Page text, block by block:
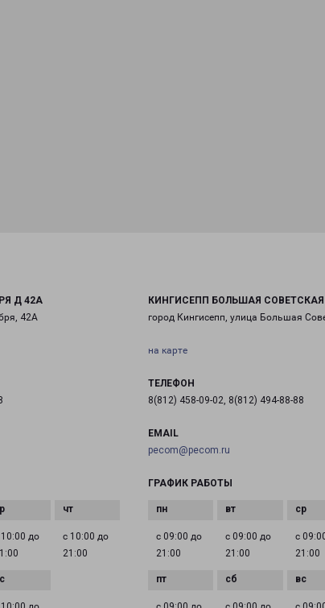
Д 42А
42А
10:00 до
с 10:00 до
21:00
КИНГИСЕПП БОЛЬШАЯ СОВЕТСКАЯ
город Кингисепп, улица Большая
на карте
ТЕЛЕФОН
8(812) 458-09-02, 8(812) 494-88-88
EMAIL
pecom@pecom.ru
ГРАФИК РАБОТЫ
с 09:00 до
21:00
с 09:00 до
21:00
с
21:00